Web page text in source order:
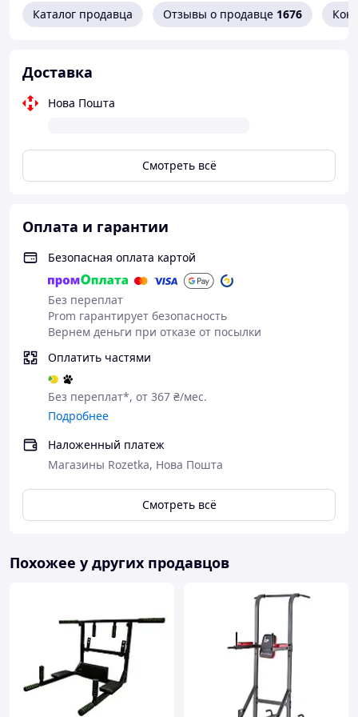
Все турники делаются вручную. После изготовления
Ширина турника 117см
Вылет от стены 45см
Высота кронштейна 34см
Труба кронштейна 40х25х2мм
Порошковая покраска
Каталог продавца Отзывы о продавце 1676
Доставка
Нова Пошта
Смотреть всё
Оплата и гарантии
Безопасная оплата картой
Без переплат
Prom гарантирует безопасность
Вернем деньги при отказе от посылки
Оплатить частями
Без переплат*, от 367 ₴/мес.
Подробнее
Наложенный платеж
Магазины Rozetka, Нова Пошта
Смотреть всё
Похожее у других продавцов